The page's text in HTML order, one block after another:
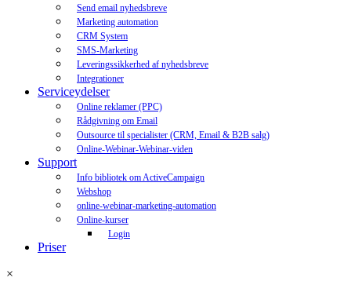
Send email nyhedsbreve
Marketing automation
CRM System
SMS-Marketing
Leveringssikkerhed af nyhedsbreve
Integrationer
Serviceydelser
Online reklamer (PPC)
Rådgivning om Email
Outsource til specialister (CRM, Email & B2B salg)
Online-Webinar-Webinar-viden
Support
Info bibliotek om ActiveCampaign
Webshop
online-webinar-marketing-automation
Online-kurser
Login
Priser
×